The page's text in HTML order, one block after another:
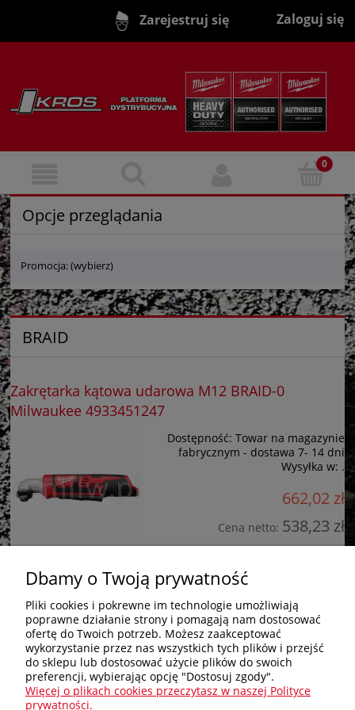
Zarejestruj się Zaloguj się
Opcje przeglądania
Promocja: (wybierz)
BRAID
Zakrętarka kątowa udarowa M12 BRAID-0
Milwaukee 4933451247
Dostępność: Towar na magazynie
fabrycznym - dostawa 7- 14 dni
Wysyłka w: .
662,02 zł
Cena netto: 538,23 zł
Zakupy
Pomoc
Dbamy o Twoją prywatność
Pliki cookies i pokrewne im technologie umożliwiają
poprawne działanie strony i pomagają nam dostosować
ofertę do Twoich potrzeb. Możesz zaakceptować
wykorzystanie przez nas wszystkich tych plików i przejść
do sklepu lub dostosować użycie plików do swoich
preferencji, wybierając opcję "Dostosuj zgody".
Więcej o plikach cookies przeczytasz w naszej Polityce
prywatności.